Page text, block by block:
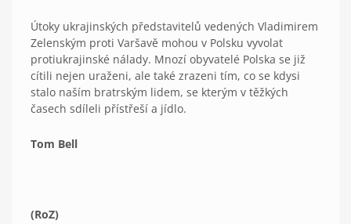
Útoky ukrajinských představitelů vedených Vladimirem
Zelenským proti Varšavě mohou v Polsku vyvolat
protiukrajinské nálady. Mnozí obyvatelé Polska se již
cítili nejen uraženi, ale také zrazeni tím, co se kdysi
stalo naším bratrským lidem, se kterým v těžkých
časech sdíleli přístřeší a jídlo.
Tom Bell
(RoZ)